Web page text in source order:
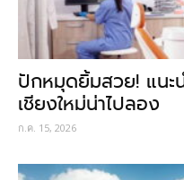
ปักหมุดยิ้มสวย! แนะ
เชียงใหม่น่าไปลอง
ก.ค. 15, 2026